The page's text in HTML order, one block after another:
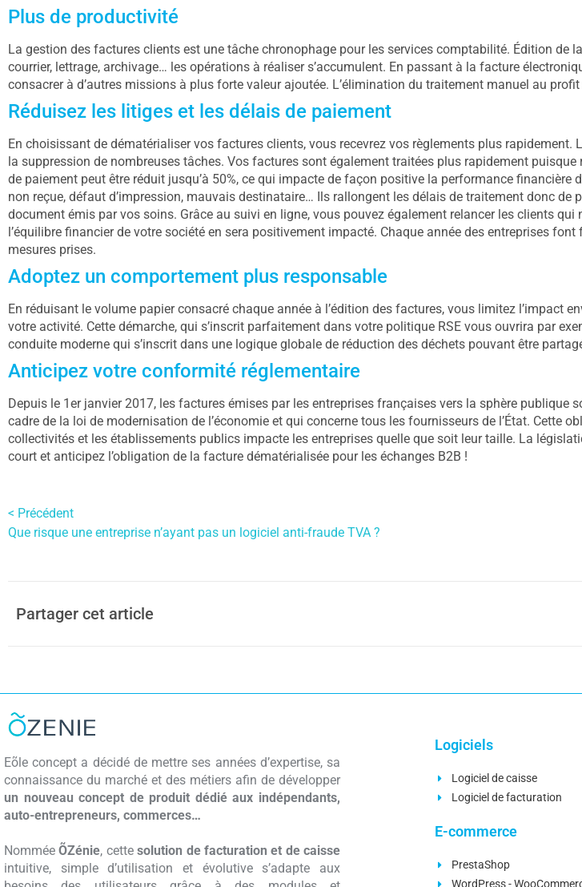
Plus de productivité
La gestion des factures clients est une tâche chronophage pour les services comptabilité. Édition
courrier, lettrage, archivage… les opérations à réaliser s’accumulent. En passant à la facture
consacrer à d’autres missions à plus forte valeur ajoutée. L’élimination du traitement manuel au
Réduisez les litiges et les délais de paiement
En choisissant de dématérialiser vos factures clients, vous recevrez vos règlements plus
la suppression de nombreuses tâches. Vos factures sont également traitées plus rapidement
de paiement peut être réduit jusqu’à 50%, ce qui impacte de façon positive la performance
non reçue, défaut d’impression, mauvais destinataire… Ils rallongent les délais de traitement donc
document émis par vos soins. Grâce au suivi en ligne, vous pouvez également relancer les clients
l’équilibre financier de votre société en sera positivement impacté. Chaque année des entreprises
mesures prises.
Adoptez un comportement plus responsable
En réduisant le volume papier consacré chaque année à l’édition des factures, vous limitez l’impact
votre activité. Cette démarche, qui s’inscrit parfaitement dans votre politique RSE vous ouvrira par
conduite moderne qui s’inscrit dans une logique globale de réduction des déchets pouvant être
Anticipez votre conformité réglementaire
Depuis le 1er janvier 2017, les factures émises par les entreprises françaises vers la sphère publique
cadre de la loi de modernisation de l’économie et qui concerne tous les fournisseurs de l’État. Cette
collectivités et les établissements publics impacte les entreprises quelle que soit leur taille. La
court et anticipez l’obligation de la facture dématérialisée pour les échanges B2B !
< Précédent
Que risque une entreprise n’ayant pas un logiciel anti-fraude TVA ?
Partager cet article
Eõle concept a décidé de mettre ses années d’expertise, sa
connaissance du marché et des métiers afin de développer
un nouveau concept de produit dédié aux indépendants,
auto-entrepreneurs, commerces…
NomméeÕZénie, cettesolution de facturation et de caisse
intuitive, simple d’utilisation et évolutive s’adapte aux
Logiciels
Logiciel de caisse
Logiciel de facturation
E-commerce
PrestaShop
WordPress -